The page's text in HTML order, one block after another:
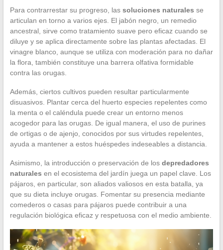
Para contrarrestar su progreso, las soluciones naturales se
articulan en torno a varios ejes. El jabón negro, un remedio
ancestral, sirve como tratamiento suave pero eficaz cuando se
diluye y se aplica directamente sobre las plantas afectadas. El
vinagre blanco, aunque se utiliza con moderación para no dañar
la flora, también constituye una barrera olfativa formidable
contra las orugas.
Además, ciertos cultivos pueden resultar particularmente
disuasivos. Plantar cerca del huerto especies repelentes como
la menta o el caléndula puede crear un entorno menos
acogedor para las orugas. De igual manera, el uso de purines
de ortigas o de ajenjo, conocidos por sus virtudes repelentes,
ayuda a mantener a estos huéspedes indeseables a distancia.
Asimismo, la introducción o preservación de los depredadores
naturales en el ecosistema del jardín juega un papel clave. Los
pájaros, en particular, son aliados valiosos en esta batalla, ya
que su dieta incluye orugas. Fomentar su presencia mediante
comederos o casas para pájaros puede contribuir a una
regulación biológica eficaz y respetuosa con el medio ambiente.